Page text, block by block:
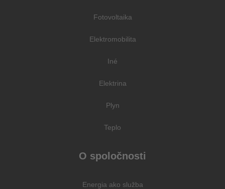
Fotovoltaika
Elektromobilita
Iné
Elektrina
Plyn
Teplo
O spoločnosti
Energia ako služba